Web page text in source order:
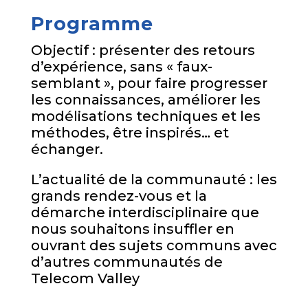
Programme
Objectif : présenter des retours
d’expérience, sans « faux-
semblant », pour faire progresser
les connaissances, améliorer les
modélisations techniques et les
méthodes, être inspirés… et
échanger.
L’actualité de la communauté : les
grands rendez-vous et la
démarche interdisciplinaire que
nous souhaitons insuffler en
ouvrant des sujets communs avec
d’autres communautés de
Telecom Valley